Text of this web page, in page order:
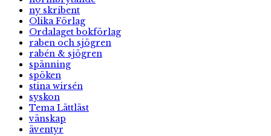
ny skribent
Olika Förlag
Ordalaget bokförlag
raben och sjögren
rabén & sjögren
spänning
spöken
stina wirsén
syskon
Tema Lättläst
vänskap
äventyr